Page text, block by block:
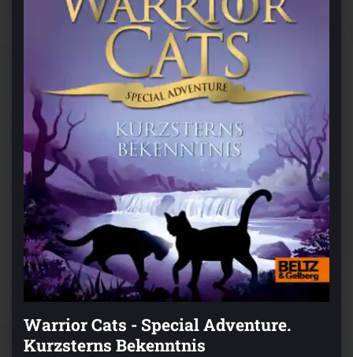
Warrior Cats - Special Adventure.
Kurzsterns Bekenntnis